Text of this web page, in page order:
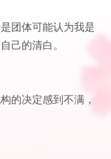
团体可能认为我是
己的清白。
的决定感到不满，